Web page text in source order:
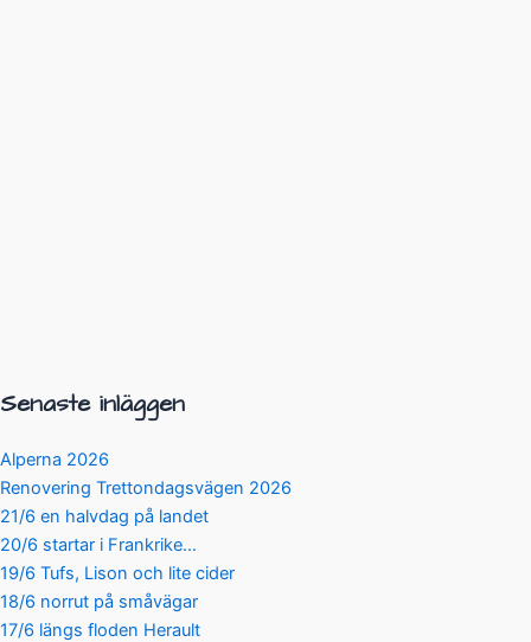
Senaste inläggen
Alperna 2026
Renovering Trettondagsvägen 2026
21/6 en halvdag på landet
20/6 startar i Frankrike…
19/6 Tufs, Lison och lite cider
18/6 norrut på småvägar
17/6 längs floden Herault